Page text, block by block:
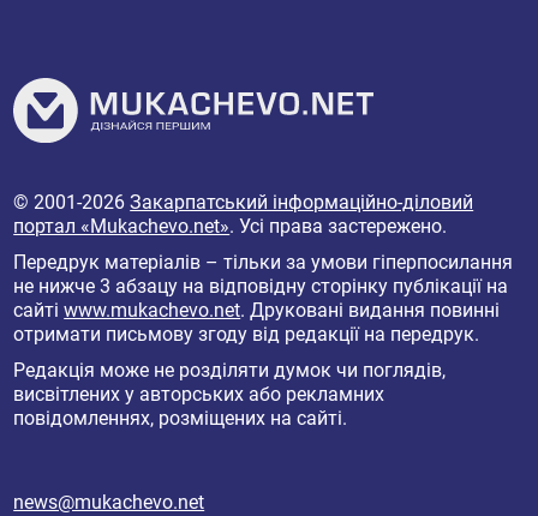
© 2001-2026Закарпатський інформаційно-діловий
портал «Mukachevo.net». Усі права застережено.
Передрук матеріалів – тільки за умови гіперпосилання
не нижче 3 абзацу на відповідну сторінку публікації на
сайтіwww.mukachevo.net. Друковані видання повинні
отримати письмову згоду від редакції на передрук.
Редакція може не розділяти думок чи поглядів,
висвітлених у авторських або рекламних
повідомленнях, розміщених на сайті.
news@mukachevo.net